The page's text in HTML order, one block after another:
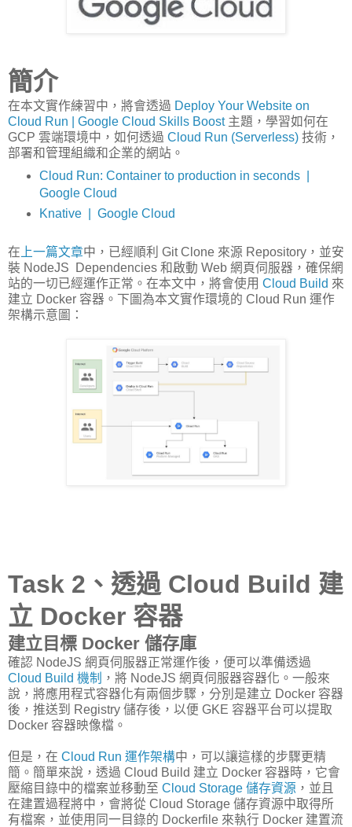
簡介
在本文實作練習中，將會透過 Deploy Your Website on
Cloud Run | Google Cloud Skills Boost主題，學習如何在
GCP 雲端環境中，如何透過 Cloud Run (Serverless) 技術，
部署和管理組織和企業的網站。
Cloud Run: Container to production in seconds |
Google Cloud
Knative | Google Cloud
在 上一篇文章中，已經順利 Git Clone 來源 Repository，並安
裝 NodeJS Dependencies 和啟動 Web 網頁伺服器，確保網
站的一切已經運作正常。在本文中，將會使用 Cloud Build 來
建立 Docker 容器。下圖為本文實作環境的 Cloud Run 運作
架構示意圖：
Task 2、透過 Cloud Build 建
立 Docker 容器
建立目標 Docker 儲存庫
確認 NodeJS 網頁伺服器正常運作後，便可以準備透過
Cloud Build 機制 ，將 NodeJS 網頁伺服器容器化。一般來
說，將應用程式容器化有兩個步驟，分別是建立 Docker 容器
後，推送到 Registry 儲存後，以便 GKE 容器平台可以提取
Docker 容器映像檔。
但是，在 Cloud Run 運作架構中，可以讓這樣的步驟更精
簡。簡單來說，透過 Cloud Build 建立 Docker 容器時，它會
壓縮目錄中的檔案並移動至 Cloud Storage 儲存資源 ，並且
在建置過程將中，會將從 Cloud Storage 儲存資源中取得所
有檔案，並使用同一目錄的 Dockerfile 來執行 Docker 建置流